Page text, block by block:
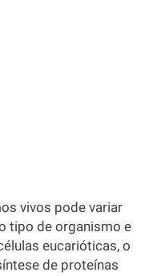
vivos pode variar
tipo de organismo e
eucarióticas, o
de proteínas